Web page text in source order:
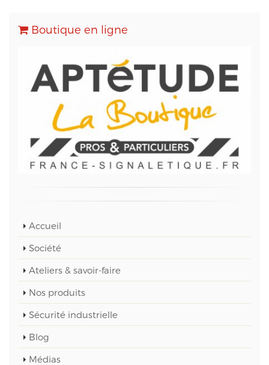
Boutique en ligne
Accueil
Société
Ateliers & savoir-faire
Nos produits
Sécurité industrielle
Blog
Médias